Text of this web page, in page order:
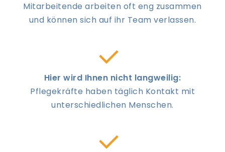
Mitarbeitende arbeiten oft eng zusammen
und können sich auf ihr Team verlassen.
Hier wird Ihnen nicht langweilig:
Pflegekräfte haben täglich Kontakt mit
unterschiedlichen Menschen.